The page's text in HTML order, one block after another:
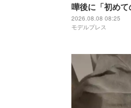
嘩後に「初め
に収録
2026.08.08 08:25
モデルプレス